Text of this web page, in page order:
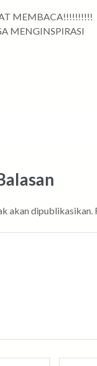
MEMBACA!!!!!!!!!!
MENGINSPIRASI
akan dipublikasikan.